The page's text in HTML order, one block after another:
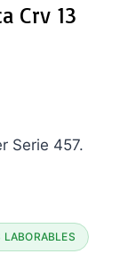
Crv 13
Serie 457.